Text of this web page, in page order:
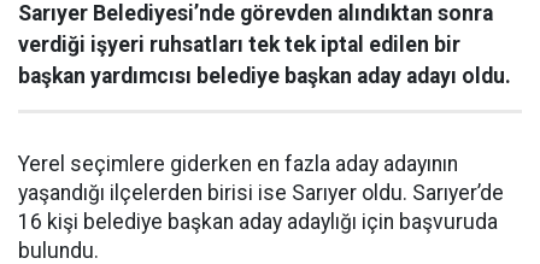
Sarıyer Belediyesi’nde görevden alındıktan sonra
verdiği işyeri ruhsatları tek tek iptal edilen bir
başkan yardımcısı belediye başkan aday adayı oldu.
Yerel seçimlere giderken en fazla aday adayının
yaşandığı ilçelerden birisi ise Sarıyer oldu. Sarıyer’de
16 kişi belediye başkan aday adaylığı için başvuruda
bulundu.